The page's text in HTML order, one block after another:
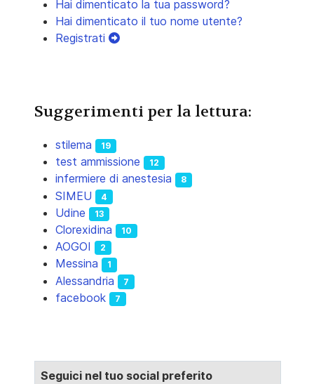
Hai dimenticato la tua password?
Hai dimenticato il tuo nome utente?
Registrati
Suggerimenti per la lettura:
stilema 19
test ammissione 12
infermiere di anestesia 8
SIMEU 4
Udine 13
Clorexidina 10
AOGOI 2
Messina 1
Alessandria 7
facebook 7
Seguici nel tuo social preferito